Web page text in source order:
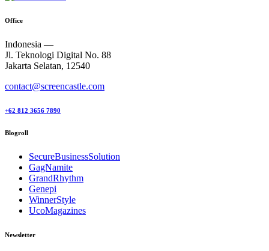
Office
Indonesia —
Jl. Teknologi Digital No. 88
Jakarta Selatan, 12540
contact@screencastle.com
+62 812 3656 7890
Blogroll
SecureBusinessSolution
GagNamite
GrandRhythm
Genepi
WinnerStyle
UcoMagazines
Newsletter